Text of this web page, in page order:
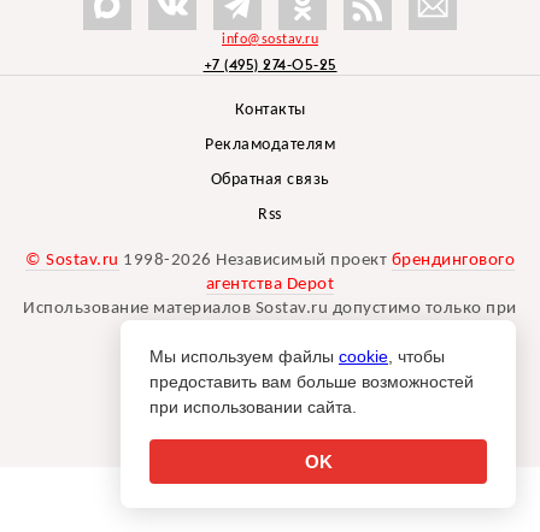
info@sostav.ru
+7 (495) 274-05-25
Контакты
Рекламодателям
Обратная связь
Rss
© Sostav.ru 1998-2026 Независимый проект брендингового
агентства Depot
Использование материалов Sostav.ru допустимо только при
Дизайн сайта -Liqium.
18+
Мы используем файлы cookie , чтобы
предоставить вам больше возможностей
при использовании сайта.
OK